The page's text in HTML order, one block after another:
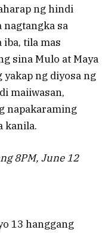
ng hindi
sa
iba, tila mas
sina Mulo at Maya
ng diyosa ng
maiiwasan,
napakaraming
kanila.
8PM, June 12
13 hanggang